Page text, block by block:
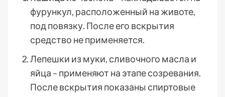
фурункул, расположенный на животе,
под повязку. После его вскрытия
средство не применяется.
Лепешки из муки, сливочного масла и
яйца – применяют на этапе созревания.
После вскрытия показаны спиртовые